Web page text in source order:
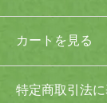
カートを見る
特定商取引法